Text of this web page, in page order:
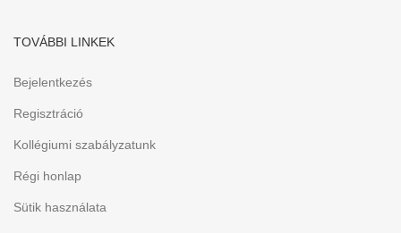
TOVÁBBI LINKEK
Bejelentkezés
Regisztráció
Kollégiumi szabályzatunk
Régi honlap
Sütik használata